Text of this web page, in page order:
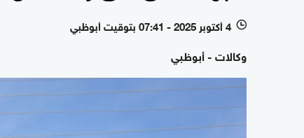
l 4 أكتوبر 2025 - 07:41 بتوقيت أبوظبي
وكالات - أبوظبي